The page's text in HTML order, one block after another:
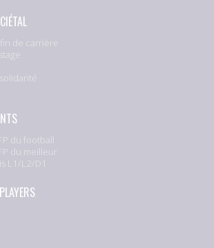
de carrière
du football
du meilleur
L1/L2/D1